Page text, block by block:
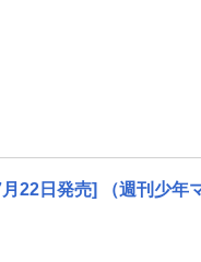
22日発売] （週刊少年